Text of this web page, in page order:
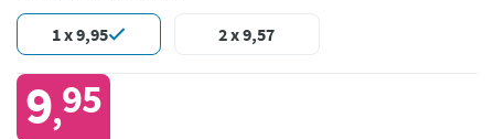
1 x 9,95 2 x 9,57
9,95